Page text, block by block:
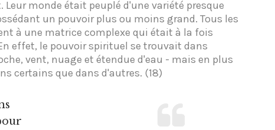
monde était peuplé d'une variété presque
un pouvoir plus ou moins grand. Tous les
à une matrice complexe qui était à la fois
effet, le pouvoir spirituel se trouvait dans
vent, nuage et étendue d'eau - mais en plus
certains que dans d'autres. (18)